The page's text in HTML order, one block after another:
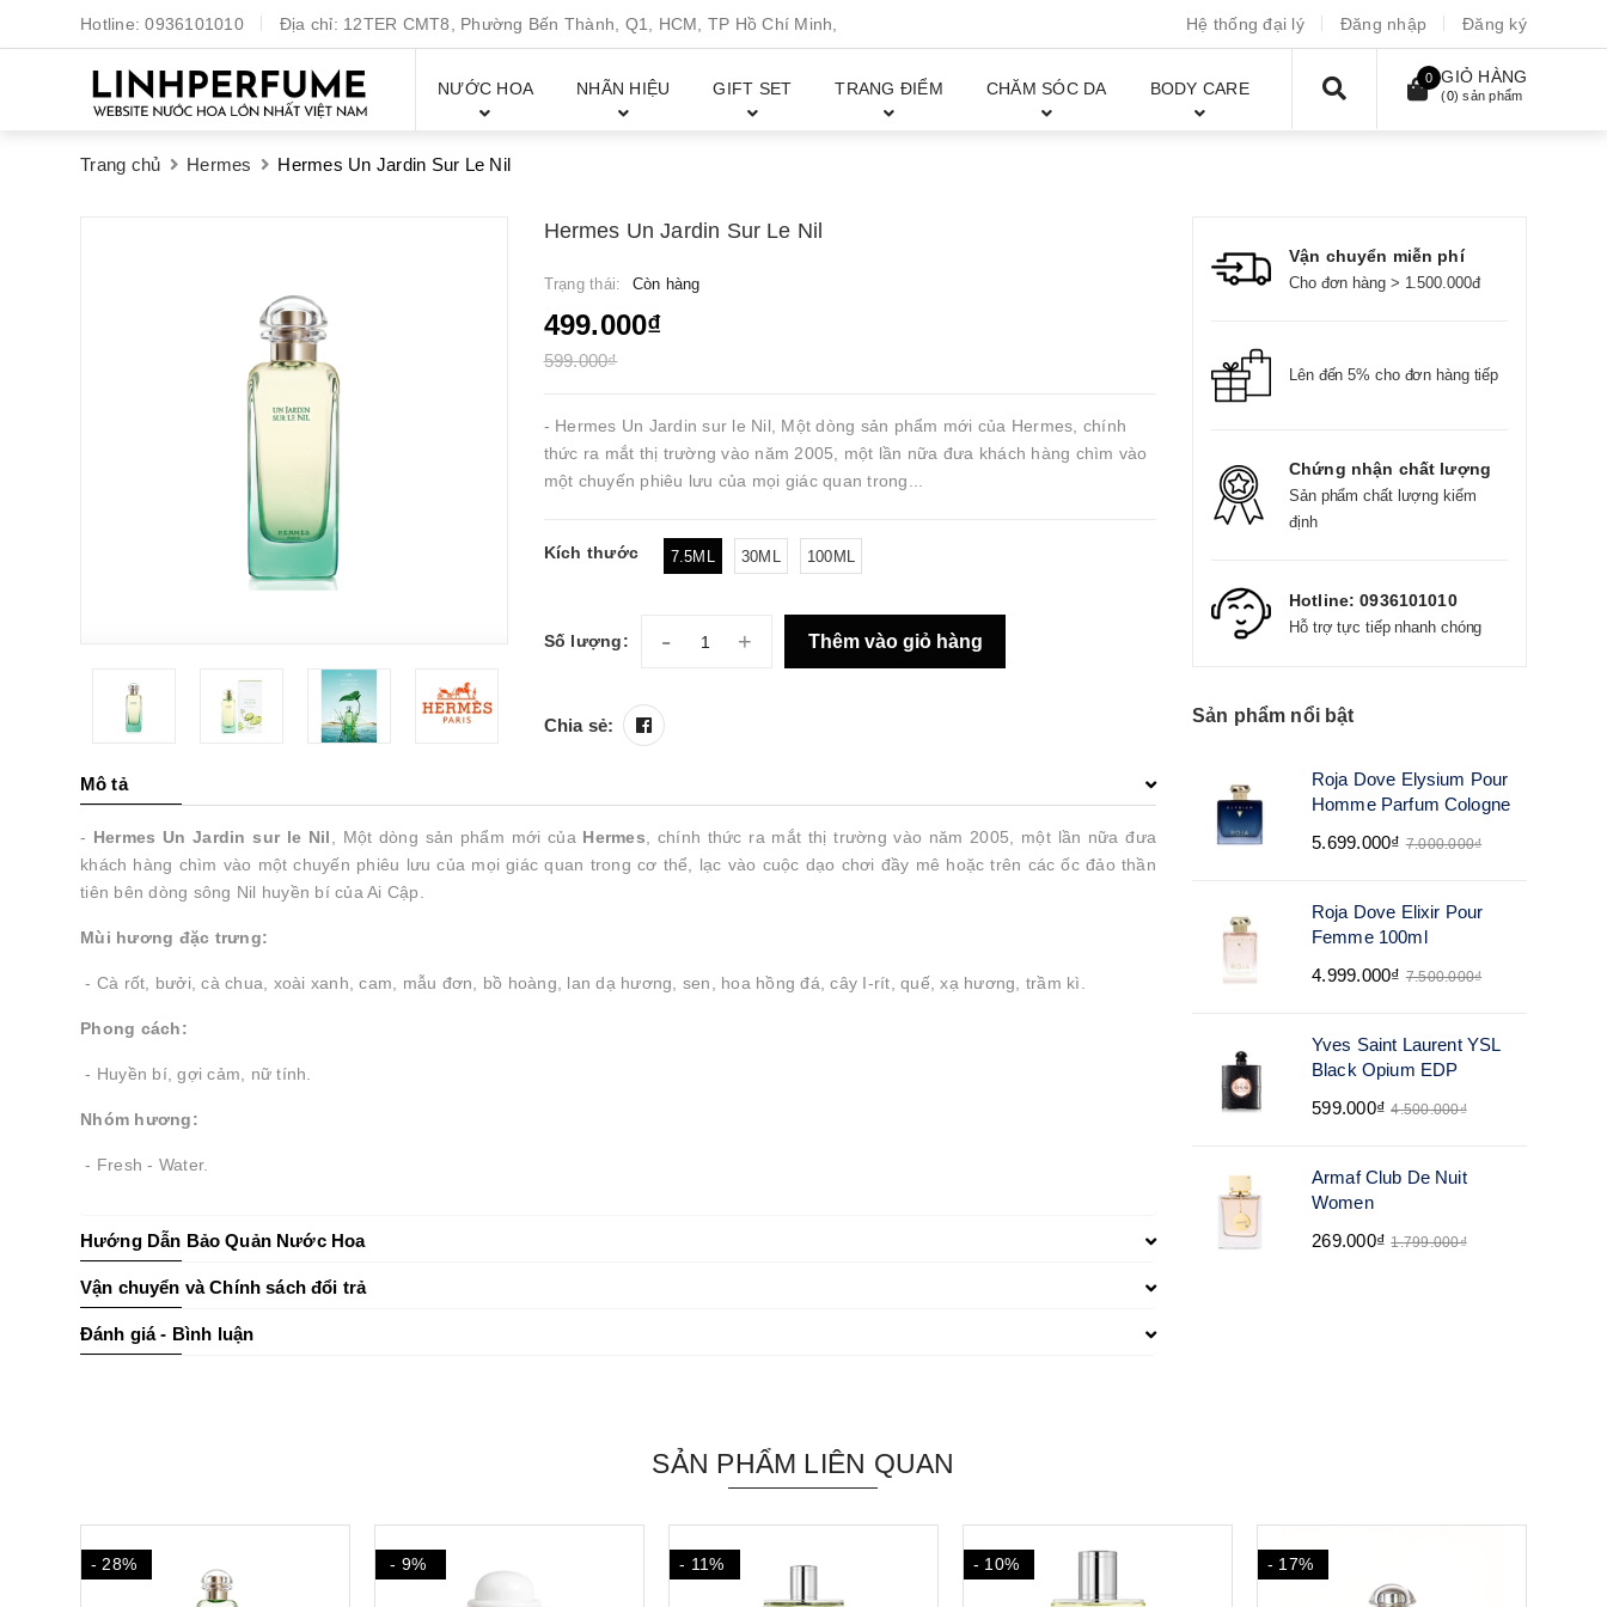
Hotline:0936101010 Địa chỉ: 12TER CMT8, Phường Bến Thành, Q1, HCM, TP Hồ Chí Minh, Hệ thống đại lý Đăng nhập Đăng ký
NƯỚC HOA NHÃN HIỆU GIFT SET TRANG ĐIỂM CHĂM SÓC DA BODY CARE
0 GIỎ HÀNG
(0) sản phẩm
Trang chủ Hermes Hermes Un Jardin Sur Le Nil
Hermes Un Jardin Sur Le Nil
Trạng thái: Còn hàng
499.000₫
599.000₫
- Hermes Un Jardin sur le Nil, Một dòng sản phẩm mới của Hermes, chính
thức ra mắt thị trường vào năm 2005, một lần nữa đưa khách hàng chìm vào
một chuyến phiêu lưu của mọi giác quan trong...
Kích thước 7.5ML 30ML 100ML
Số lượng: - + Thêm vào giỏ hàng
Chia sẻ:
Mô tả
- Hermes Un Jardin sur le Nil , Một dòng sản phẩm mới của Hermes , chính thức ra mắt thị trường vào năm 2005, một lần nữa đưa
khách hàng chìm vào một chuyến phiêu lưu của mọi giác quan trong cơ thể, lạc vào cuộc dạo chơi đầy mê hoặc trên các ốc đảo thần
tiên bên dòng sông Nil huyền bí của Ai Cập.
Mùi hương đặc trưng:
- Cà rốt, bưởi, cà chua, xoài xanh, cam, mẫu đơn, bồ hoàng, lan dạ hương, sen, hoa hồng đá, cây I-rít, quế, xạ hương, trầm kì.
Phong cách:
- Huyền bí, gợi cảm, nữ tính.
Nhóm hương:
- Fresh - Water.
Hướng Dẫn Bảo Quản Nước Hoa
Vận chuyển và Chính sách đổi trả
Đánh giá - Bình luận
Vận chuyển miễn phí
Cho đơn hàng > 1.500.000đ
Lên đến 5% cho đơn hàng tiếp
Chứng nhận chất lượng
Sản phẩm chất lượng kiểm
định
Hotline:0936101010
Hỗ trợ tực tiếp nhanh chóng
Sản phẩm nổi bật
Roja Dove Elysium Pour
Homme Parfum Cologne
5.699.000₫ 7.000.000₫
Roja Dove Elixir Pour
Femme 100ml
4.999.000₫ 7.500.000₫
Yves Saint Laurent YSL
Black Opium EDP
599.000₫ 4.500.000₫
Armaf Club De Nuit
Women
269.000₫ 1.799.000₫
SẢN PHẨM LIÊN QUAN
- 9% - 11% - 10% - 17% - 25%